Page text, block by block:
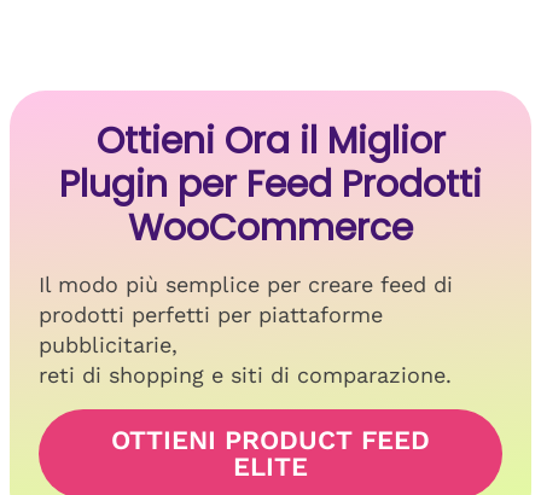
Ottieni Ora il Miglior
Plugin per Feed Prodotti
WooCommerce
Il modo più semplice per creare feed di
prodotti perfetti per piattaforme
pubblicitarie,
reti di shopping e siti di comparazione.
OTTIENI PRODUCT FEED
ELITE